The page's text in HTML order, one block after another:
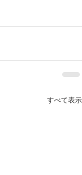
すべて表示